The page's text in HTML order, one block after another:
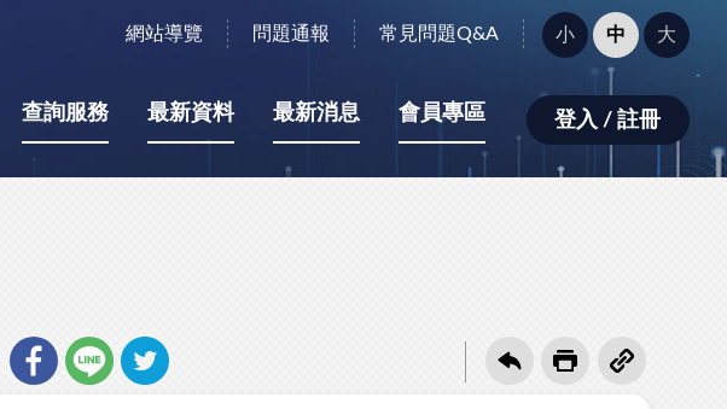
網站導覽 問題通報 常見問題Q&A
字
型
小：
小 中 大
查詢服務 最新資料 最新消息 會員專區 登入 / 註冊